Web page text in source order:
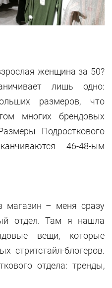
женщина за 50?
лишь одно:
размеров, что
многих брендовых
Подросткового
46-48-ым
– меня сразу
отдел. Там я нашла
вещи, которые
стритстайл-блогеров.
отдела: тренды,